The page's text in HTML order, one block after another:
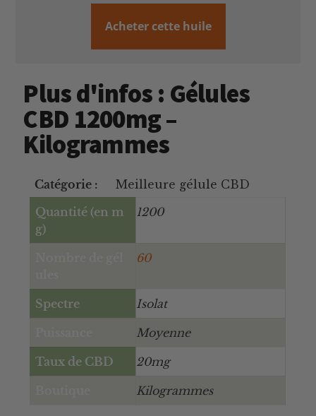
Acheter cette huile
Plus d'infos : Gélules
CBD 1200mg –
Kilogrammes
Catégorie :
Meilleure gélule CBD
Quantité (en m
g)
1200
60
Spectre Isolat
Moyenne
Taux de CBD 20mg
Kilogrammes